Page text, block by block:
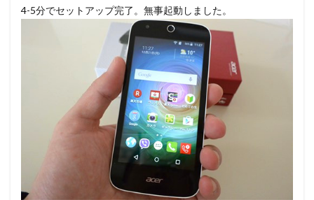
4-5分でセットアップ完了。無事起動しました。